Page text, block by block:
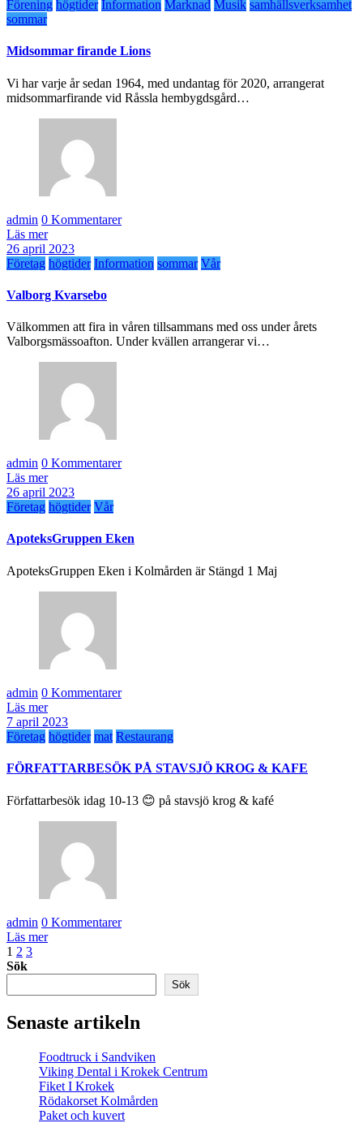
Förening högtider Information Marknad Musik samhällsverksamhet
sommar
Midsommar firande Lions
Vi har varje år sedan 1964, med undantag för 2020, arrangerat
midsommarfirande vid Råssla hembygdsgård…
admin 0 Kommentarer
Läs mer
26 april 2023
Företag högtider Information sommar Vår
Valborg Kvarsebo
Välkommen att fira in våren tillsammans med oss under årets
Valborgsmässoafton. Under kvällen arrangerar vi…
admin 0 Kommentarer
Läs mer
26 april 2023
Företag högtider Vår
ApoteksGruppen Eken
ApoteksGruppen Eken i Kolmården är Stängd 1 Maj
admin 0 Kommentarer
Läs mer
7 april 2023
Företag högtider mat Restaurang
FÖRFATTARBESÖK PÅ STAVSJÖ KROG & KAFE
Författarbesök idag 10-13 😊 på stavsjö krog & kafé
admin 0 Kommentarer
Läs mer
Sidnumrering
för
inlägg
1 2 3
Sök
Sök
Senaste artikeln
Foodtruck i Sandviken
Viking Dental i Krokek Centrum
Fiket I Krokek
Rödakorset Kolmården
Paket och kuvert